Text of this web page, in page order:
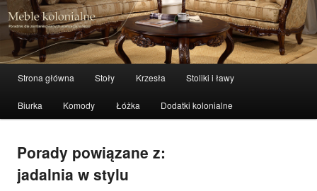
Meble kolonialne – zibi-meble.pl
meble stylowe, meble kolonialne i indyjskie
Przeskocz do tekstu
Przeskocz do widgetów
Strona główna Stoły Krzesła Stoliki i ławy
Biurka Komody Łóżka Dodatki kolonialne
Porady powiązane z:
jadalnia w stylu